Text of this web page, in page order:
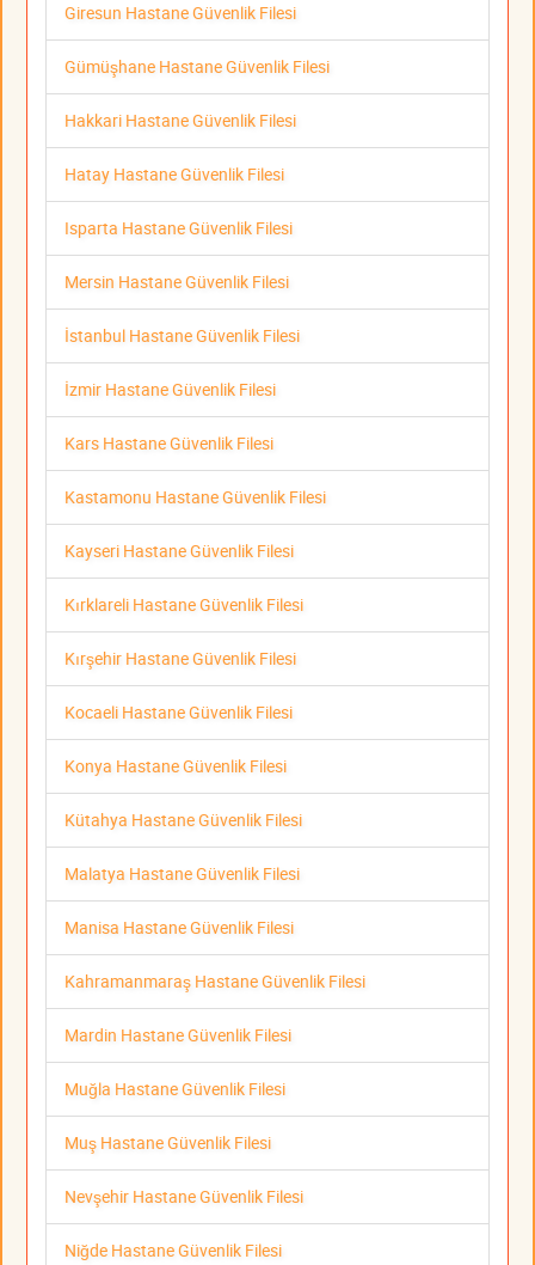
Giresun Hastane Güvenlik Filesi
Gümüşhane Hastane Güvenlik Filesi
Hakkari Hastane Güvenlik Filesi
Hatay Hastane Güvenlik Filesi
Isparta Hastane Güvenlik Filesi
Mersin Hastane Güvenlik Filesi
İstanbul Hastane Güvenlik Filesi
İzmir Hastane Güvenlik Filesi
Kars Hastane Güvenlik Filesi
Kastamonu Hastane Güvenlik Filesi
Kayseri Hastane Güvenlik Filesi
Kırklareli Hastane Güvenlik Filesi
Kırşehir Hastane Güvenlik Filesi
Kocaeli Hastane Güvenlik Filesi
Konya Hastane Güvenlik Filesi
Kütahya Hastane Güvenlik Filesi
Malatya Hastane Güvenlik Filesi
Manisa Hastane Güvenlik Filesi
Kahramanmaraş Hastane Güvenlik Filesi
Mardin Hastane Güvenlik Filesi
Muğla Hastane Güvenlik Filesi
Muş Hastane Güvenlik Filesi
Nevşehir Hastane Güvenlik Filesi
Niğde Hastane Güvenlik Filesi